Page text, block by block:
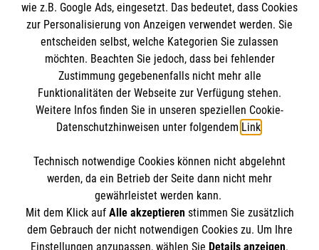
Datenschutz
Barrierefreiheit
Kontakt
​Teilnahmebedingungen Gewinnspiel
Die Malteser
Malteser in Deutschland
Malteserorden
Sharepoint
Spendenkonto
Bank: Pax-Bank für Kirche und Caritas eG
IBAN: DE15370601201201210204
BIC: GENODED1PA7
So finden Sie uns
Theodor-Heuss-Allee 23
Der Malteser Hilfsdienst e.V. ist als eingetragene
wie z.B. Google Ads, eingesetzt. Das bedeutet, dass Cookies
zur Personalisierung von Anzeigen verwendet werden. Sie
entscheiden selbst, welche Kategorien Sie zulassen
möchten. Beachten Sie jedoch, dass bei fehlender
Zustimmung gegebenenfalls nicht mehr alle
Funktionalitäten der Webseite zur Verfügung stehen.
Weitere Infos finden Sie in unseren speziellen Cookie-
Datenschutzhinweisen unter folgendem Link.
Technisch notwendige Cookies können nicht abgelehnt
werden, da ein Betrieb der Seite dann nicht mehr
gewährleistet werden kann.
Mit dem Klick auf Alle akzeptierenstimmen Sie zusätzlich
dem Gebrauch der nicht notwendigen Cookies zu. Um Ihre
Einstellungen anzupassen, wählen Sie Details anzeigen.